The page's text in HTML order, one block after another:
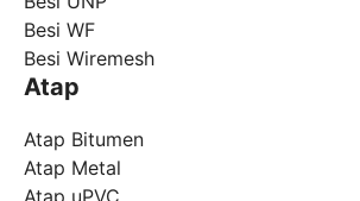
Besi WF
Besi Wiremesh
Atap
Atap Bitumen
Atap Metal